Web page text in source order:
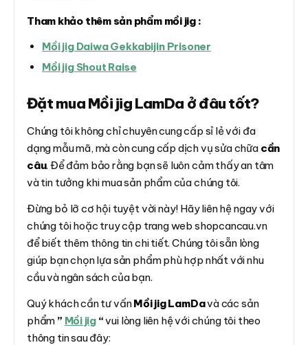
Tham khảo thêm sản phẩm mồi jig :
Mồi jig Daiwa Gekkabijin Prisoner
Mồi jig Shout Raise
Đặt mua Mồi jig LamDa ở đâu tốt?
Chúng tôi không chỉ chuyên cung cấp sỉ lẻ với đa
dạng mẫu mã, mà còn cung cấp dịch vụ sửa chữa cần
câu. Để đảm bảo rằng bạn sẽ luôn cảm thấy an tâm
và tin tưởng khi mua sản phẩm của chúng tôi.
Đừng bỏ lỡ cơ hội tuyệt vời này! Hãy liên hệ ngay với
chúng tôi hoặc truy cập trang web shopcancau.vn
để biết thêm thông tin chi tiết. Chúng tôi sẵn lòng
giúp bạn chọn lựa sản phẩm phù hợp nhất với nhu
cầu và ngân sách của bạn.
Quý khách cần tư vấnMồi jig LamDavà các sản
phẩm ” Mồi jig “vui lòng liên hệ với chúng tôi theo
thông tin sau đây: